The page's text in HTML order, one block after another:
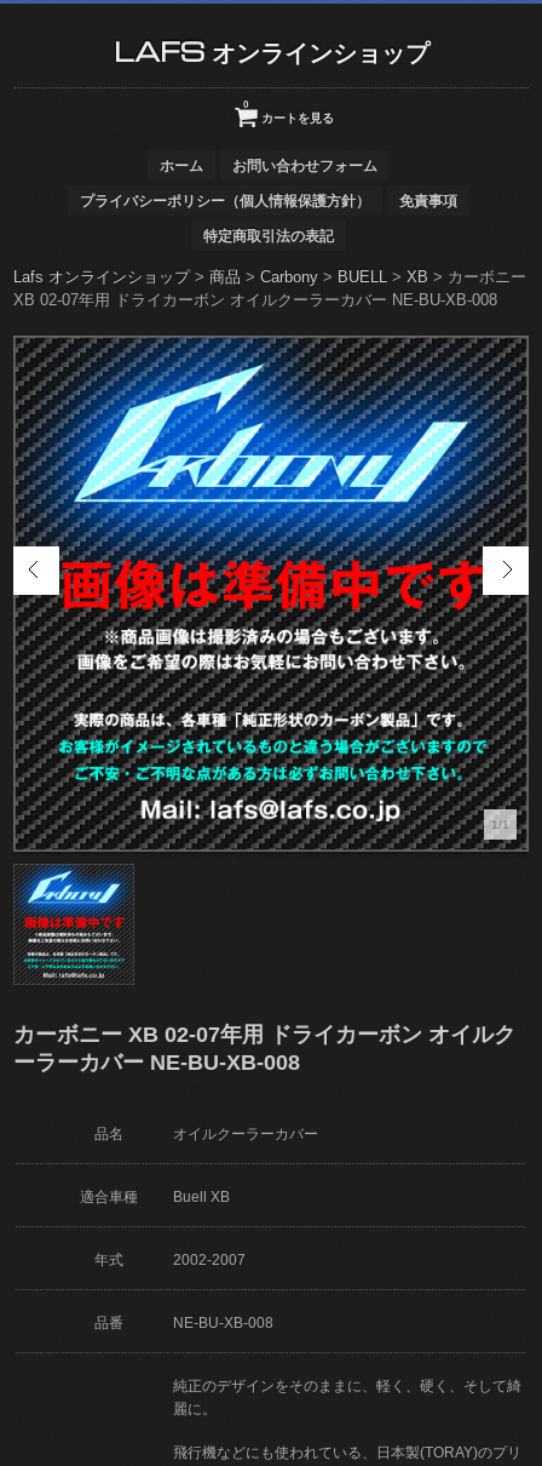
LAFS オンラインショップ
カートを見る
0
ホーム お問い合わせフォーム
プライバシーポリシー（個人情報保護方針） 免責事項
特定商取引法の表記
Lafs オンラインショップ>商品 >Carbony > BUELL >XB > カーボニー
XB 02-07年用 ドライカーボン オイルクーラーカバー NE-BU-XB-008
1/1
カーボニー XB 02-07年用 ドライカーボン オイルク
ーラーカバー NE-BU-XB-008
品名 オイルクーラーカバー
適合車種 Buell XB
年式 2002-2007
品番 NE-BU-XB-008
純正のデザインをそのままに、軽く、硬く、そして綺
麗に。
飛行機などにも使われている、日本製(TORAY)のプリ